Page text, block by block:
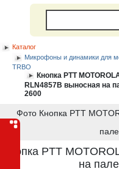
Каталог
Микрофоны и динамики для
TRBO
Кнопка PTT
RLN4857B выносная на
2600
Фото Кнопка PTT
Кнопка PTT
на